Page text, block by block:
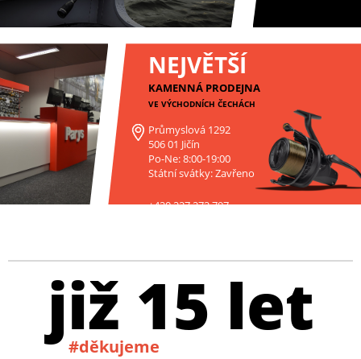
NEJVĚTŠÍ
KAMENNÁ PRODEJNA
VE VÝCHODNÍCH ČECHÁCH
Průmyslová 1292
506 01 Jičín
Po-Ne: 8:00-19:00
Státní svátky: Zavřeno
+420 227 272 797
již 15 let
#děkujeme